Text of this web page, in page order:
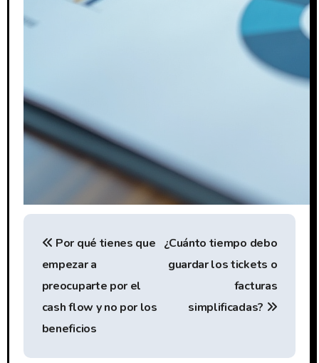
N
g
Por qué tienes que
empezar a
preocuparte por el
cash flow y no por los
beneficios
¿Cuánto tiempo debo
guardar los tickets o
facturas
simplificadas?